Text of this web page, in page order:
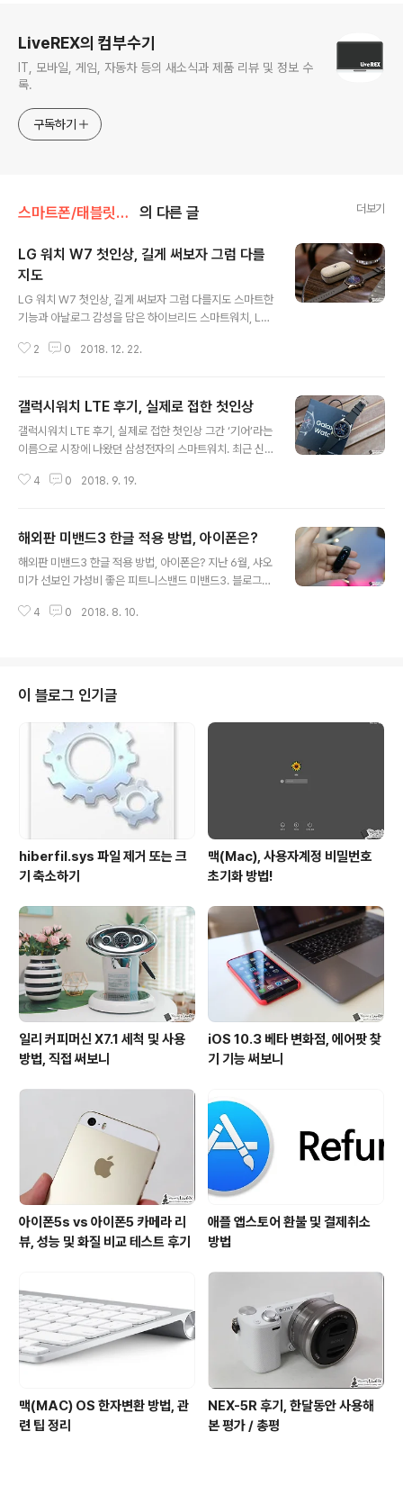
LiveREX의 컴부수기
IT, 모바일, 게임, 자동차 등의 새소식과 제품 리뷰 및 정보 수
록.
구독하기
스마트폰/태블릿PC/웨어러블 리뷰/> 웨어러블 디바이스 - 스마트워치 등 의 다른 글 더보기
LG 워치 W7 첫인상, 길게 써보자 그럼 다를
지도
LG 워치 W7 첫인상, 길게 써보자 그럼 다를지도 스마트한
기능과 아날로그 감성을 담은 하이브리드 스마트워치, LG
40 ThinQ가 공개될 무렵 이 녀석이 함께 소개되며 적지
통해 이에 대한 이야기를 전한 바 있는데요. 꽤 긴 시간이
지나고, 드디어 국내에도 모습을 드러낸 워치 W7은 과연
어떤 모습을 보일까요? 실질적인 사용기 등에 대해서는 추
상과 특징 몇몇을 짚어보도록 할게요. ※ 영상 리뷰 우선, 패
2 0 2018. 12. 22.
갤럭시워치 LTE 후기, 실제로 접한 첫인상
갤럭시워치 LTE 후기, 실제로 접한 첫인상 그간 ‘기어’라는
이름으로 시장에 나왔던 삼성전자의 스마트워치. 최근 신
니다. 보통 그들의 ‘갤럭시’ 라인업은 주로 안드로이드를 기
는 추후 기회가 되면 다시 다루는 것으로 하고, 본문에서는
갤럭시워치. 그 중 46mm LTE 모델에 대한 후기를 정리
해 보도록 하겠습니다. 과거에는 패키지 또한 원통형에 꽤
것과 같은 형태를 띄고 있네요. ▼ 내부에는 본체를 비롯해
4 0 2018. 9. 19.
해외판 미밴드3 한글 적용 방법, 아이폰은?
해외판 미밴드3 한글 적용 방법, 아이폰은? 지난 6월, 샤오
미가 선보인 가성비 좋은 피트니스밴드 미밴드3. 블로그와
데요. 당시 해외에서 직구한 모델의 경우 다른 무엇보다도
어’를 적용하는 방법 등도 소개를 해 드렸는데요. 하지만,
정식 펌웨어가 아니었던 만큼 업데이트가 거듭되며 이 또
한 안정적이지 못한 문제가 있었죠? 그런데, 이제 이런 불
편이 해소될 것으로 보입니다. 해외에서 구매한 미밴드3에
‘한글’을 적용할 수 있게 되었거든요. 단, 아직 정식으로 펌
웨어가 배포된 건 아..
4 0 2018. 8. 10.
이 블로그 인기글
hiberfil.sys 파일 제거 또는 크
기 축소하기
맥(Mac), 사용자계정 비밀번호
초기화 방법!
일리 커피머신 X7.1 세척 및 사용
방법, 직접 써보니
iOS 10.3 베타 변화점, 에어팟 찾
기 기능 써보니
아이폰5s vs 아이폰5 카메라 리
뷰, 성능 및 화질 비교 테스트 후기
애플 앱스토어 환불 및 결제취소
방법
맥(MAC) OS 한자변환 방법, 관
련 팁 정리
NEX-5R 후기, 한달동안 사용해
본 평가 / 총평